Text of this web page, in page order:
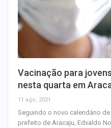
Vacinação para
nesta quarta em
11 ago, 2021
Seguindo o novo calendário
prefeito de Aracaju, Edvaldo